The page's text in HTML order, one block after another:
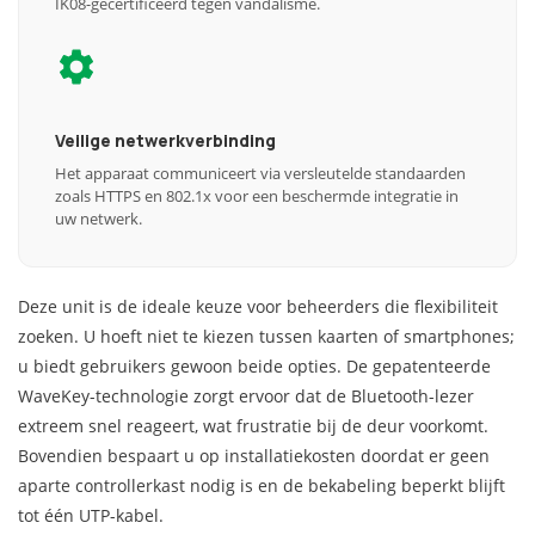
Veilige netwerkverbinding
Het apparaat communiceert via versleutelde standaarden
zoals HTTPS en 802.1x voor een beschermde integratie in
uw netwerk.
Deze unit is de ideale keuze voor beheerders die flexibiliteit
zoeken. U hoeft niet te kiezen tussen kaarten of smartphones;
u biedt gebruikers gewoon beide opties. De gepatenteerde
WaveKey-technologie zorgt ervoor dat de Bluetooth-lezer
extreem snel reageert, wat frustratie bij de deur voorkomt.
Bovendien bespaart u op installatiekosten doordat er geen
aparte controllerkast nodig is en de bekabeling beperkt blijft
tot één UTP-kabel.